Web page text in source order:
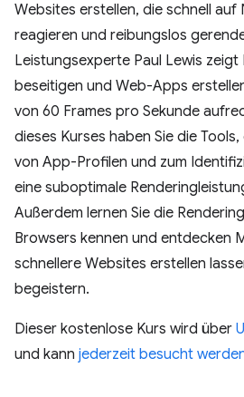
Websites erstellen, die schnell
reagieren und reibungslos
Leistungsexperte Paul Lewis zeigt
beseitigen und Web-Apps
von 60 Frames pro Sekunde
dieses Kurses haben Sie die Tools,
von App-Profilen und zum
eine suboptimale
Außerdem lernen Sie die
Browsers kennen und entdecken
schnellere Websites erstellen
begeistern.
Dieser kostenlose Kurs wird über
und kann jederzeit besucht